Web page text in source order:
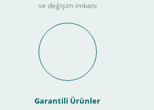
ve değişim imkanı
Garantili Ürünler